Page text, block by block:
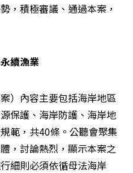
，積極審議、通過本案，
續漁業
）內容主要包括海岸地區
保護、海岸防護、海岸地
範，共40條。公聽會聚集
，討論熱烈，顯示本案之
細則必須依循母法海岸